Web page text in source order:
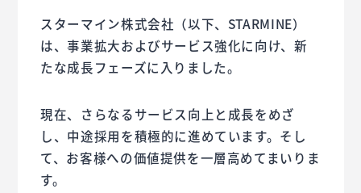
スターマイン株式会社（以下、STARMINE）
は、事業拡大およびサービス強化に向け、新
たな成長フェーズに入りました。
現在、さらなるサービス向上と成長をめざ
し、中途採用を積極的に進めています。そし
て、お客様への価値提供を一層高めてまいりま
す。